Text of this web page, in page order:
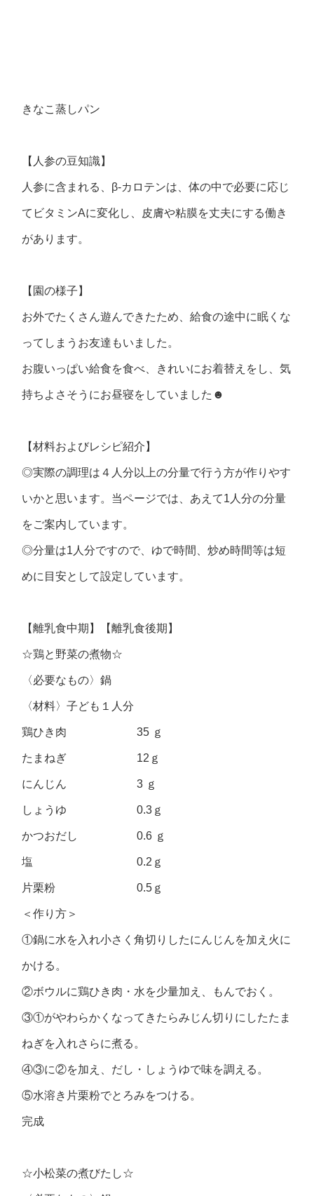
きなこ蒸しパン
【人参の豆知識】
人参に含まれる、β‐カロテンは、体の中で必要に応じ
てビタミンAに変化し、皮膚や粘膜を丈夫にする働き
があります。
【園の様子】
お外でたくさん遊んできたため、給食の途中に眠くな
ってしまうお友達もいました。
お腹いっぱい給食を食べ、きれいにお着替えをし、気
持ちよさそうにお昼寝をしていました☻
【材料およびレシピ紹介】
◎実際の調理は４人分以上の分量で行う方が作りやす
いかと思います。当ページでは、あえて1人分の分量
をご案内しています。
◎分量は1人分ですので、ゆで時間、炒め時間等は短
めに目安として設定しています。
【離乳食中期】【離乳食後期】
☆鶏と野菜の煮物☆
〈必要なもの〉鍋
〈材料〉子ども１人分
鶏ひき肉 35 ｇ
たまねぎ 12ｇ
にんじん 3 ｇ
しょうゆ 0.3ｇ
かつおだし 0.6 ｇ
塩 0.2ｇ
片栗粉 0.5ｇ
＜作り方＞
①鍋に水を入れ小さく角切りしたにんじんを加え火に
かける。
②ボウルに鶏ひき肉・水を少量加え、もんでおく。
③①がやわらかくなってきたらみじん切りにしたたま
ねぎを入れさらに煮る。
④③に②を加え、だし・しょうゆで味を調える。
⑤水溶き片栗粉でとろみをつける。
完成
☆小松菜の煮びたし☆